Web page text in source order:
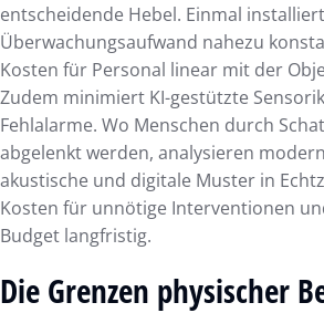
entscheidende Hebel. Einmal
Überwachungsaufwand nahezu
Kosten für Personal linear mit der
Zudem minimiert KI-gestützte
Fehlalarme. Wo Menschen durch
abgelenkt werden, analysieren
akustische und digitale Muster in
Kosten für unnötige Interventionen
Budget langfristig.
Die Grenzen physischer